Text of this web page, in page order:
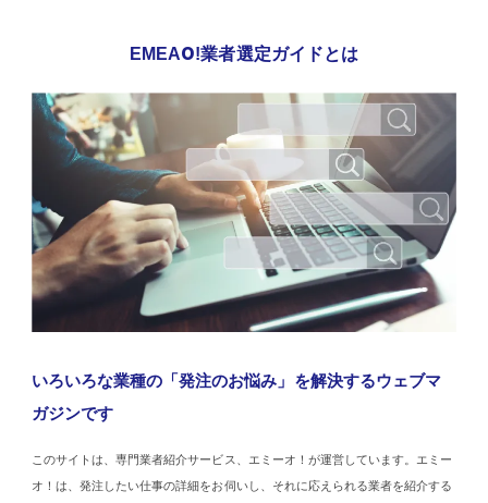
EMEAO!業者選定ガイドとは
いろいろな業種の「発注のお悩み」を解決するウェブマ
ガジンです
このサイトは、専門業者紹介サービス、エミーオ！が運営しています。エミー
オ！は、発注したい仕事の詳細をお伺いし、それに応えられる業者を紹介する